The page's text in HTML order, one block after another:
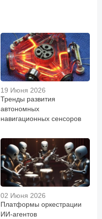
19 Июня 2026
Тренды развития
автономных
навигационных сенсоров
02 Июня 2026
Платформы оркестрации
ИИ-агентов